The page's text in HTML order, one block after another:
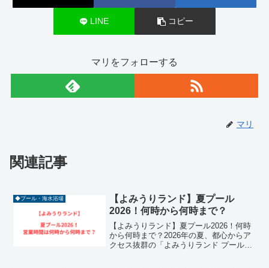
LINE コピー
マリをフォローする
マリ
関連記事
◆プール・海水浴場
【よみうりランド】夏プール
2026！何時から何時まで？
【よみうりランド】夏プール2026！何時
から何時まで？2026年の夏、都心からア
クセス抜群の「よみうりランド プール